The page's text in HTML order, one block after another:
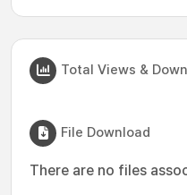
Total Views &
File Download
There are no files